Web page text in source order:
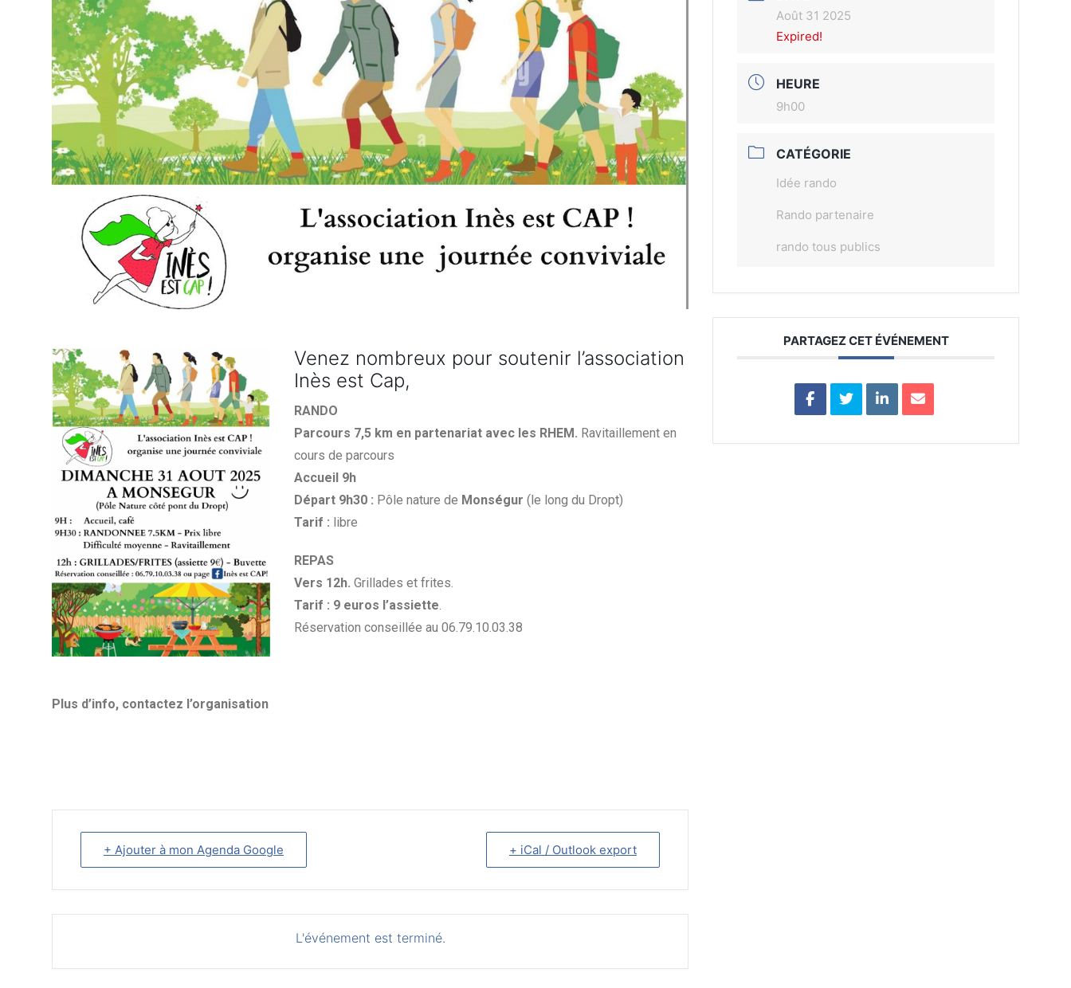
Venez nombreux pour soutenir l’association
Inès est Cap,
RANDO
Parcours 7,5 km en partenariat avec les RHEM. Ravitaillement en
cours de parcours
Accueil 9h
Départ 9h30 : Pôle nature de Monségur (le long du Dropt)
Tarif : libre
REPAS
Vers 12h. Grillades et frites.
Tarif : 9 euros l’assiette.
Réservation conseillée au 06.79.10.03.38
Plus d’info, contactez l’organisation
+ Ajouter à mon Agenda Google + iCal / Outlook export
L'événement est terminé.
Août 31 2025
Expired!
HEURE
9h00
CATÉGORIE
Idée rando
Rando partenaire
rando tous publics
PARTAGEZ CET ÉVÉNEMENT